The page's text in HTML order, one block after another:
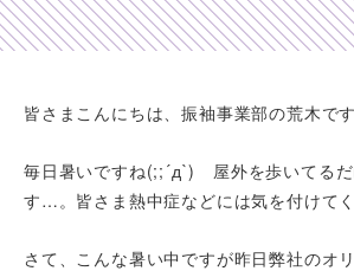
プラン
Shop list
ピックアップ店舗
スタッフブログ
皆さまこんにちは、振袖事業部の荒木です
毎日暑いですね(;;´д`) 屋外を歩いてる
す…。皆さま熱中症などには気を付けて
さて、こんな暑い中ですが昨日弊社のオ